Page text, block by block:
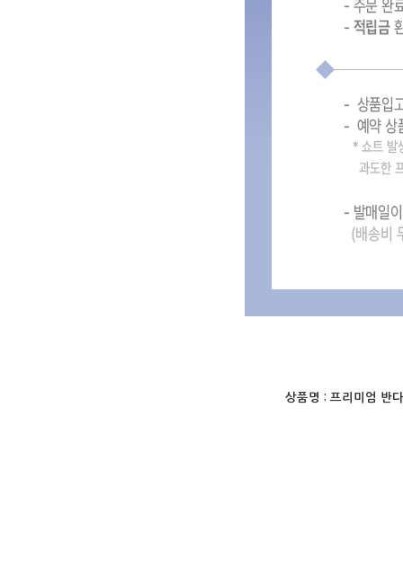
상품명 : 프리미엄 반